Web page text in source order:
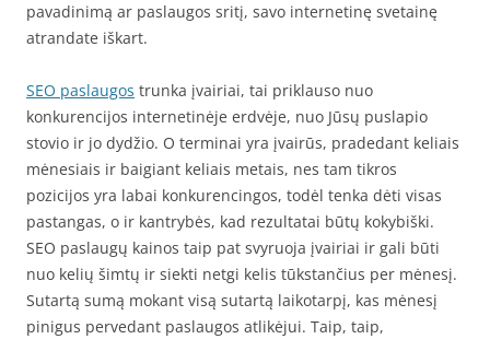
pavadinimą ar paslaugos sritį, savo internetinę svetainę
atrandate iškart.
SEO paslaugos trunka įvairiai, tai priklauso nuo
konkurencijos internetinėje erdvėje, nuo Jūsų puslapio
stovio ir jo dydžio. O terminai yra įvairūs, pradedant keliais
mėnesiais ir baigiant keliais metais, nes tam tikros
pozicijos yra labai konkurencingos, todėl tenka dėti visas
pastangas, o ir kantrybės, kad rezultatai būtų kokybiški.
SEO paslaugų kainos taip pat svyruoja įvairiai ir gali būti
nuo kelių šimtų ir siekti netgi kelis tūkstančius per mėnesį.
Sutartą sumą mokant visą sutartą laikotarpį, kas mėnesį
pinigus pervedant paslaugos atlikėjui. Taip, taip,